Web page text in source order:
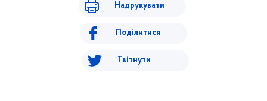
Надрукувати
Поділитися
Твітнути